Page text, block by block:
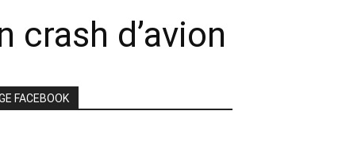
d’avion
FACEBOOK